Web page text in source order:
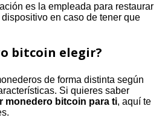
es la empleada para restaurar
en caso de tener que
bitcoin elegir?
de forma distinta según
Si quieres saber
monedero bitcoin para ti, aquí te